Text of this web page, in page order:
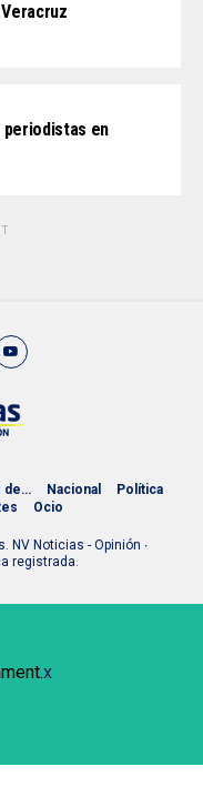
periodistas en
de… Nacional
Política
Ocio
NV Noticias - Opinión ∙
registrada.
x